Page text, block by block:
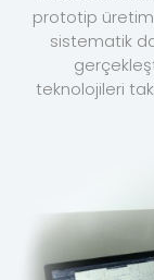
prototip
sistematik
teknolojileri